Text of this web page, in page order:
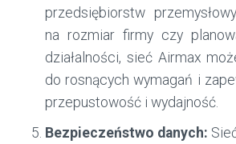
przedsiębiorstw
na rozmiar firmy czy
działalności, sieć Airmax
do rosnących wymagań i
przepustowość i wydajność.
Bezpieczeństwo danych: